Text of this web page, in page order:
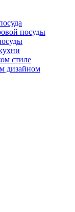
посуды
стиле
дизайном